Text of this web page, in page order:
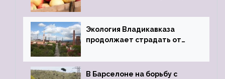
Экология Владикавказа
продолжает страдать от
В Барселоне на борьбу с